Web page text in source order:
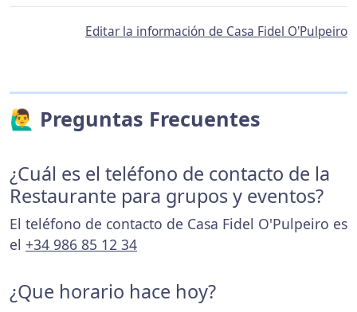
Editar la información de Casa Fidel O'Pulpeiro
🙋‍♂️ Preguntas Frecuentes
¿Cuál es el teléfono de contacto de la
Restaurante para grupos y eventos?
El teléfono de contacto de Casa Fidel O'Pulpeiro es
el +34 986 85 12 34
¿Que horario hace hoy?